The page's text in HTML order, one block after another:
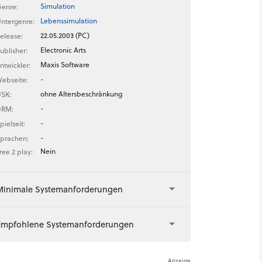
Simulation
Lebenssimulation
22.05.2003 (PC)
Electronic Arts
Maxis Software
-
ohne Altersbeschränkung
-
-
-
2 play:
Nein
Systemanforderungen
Systemanforderungen